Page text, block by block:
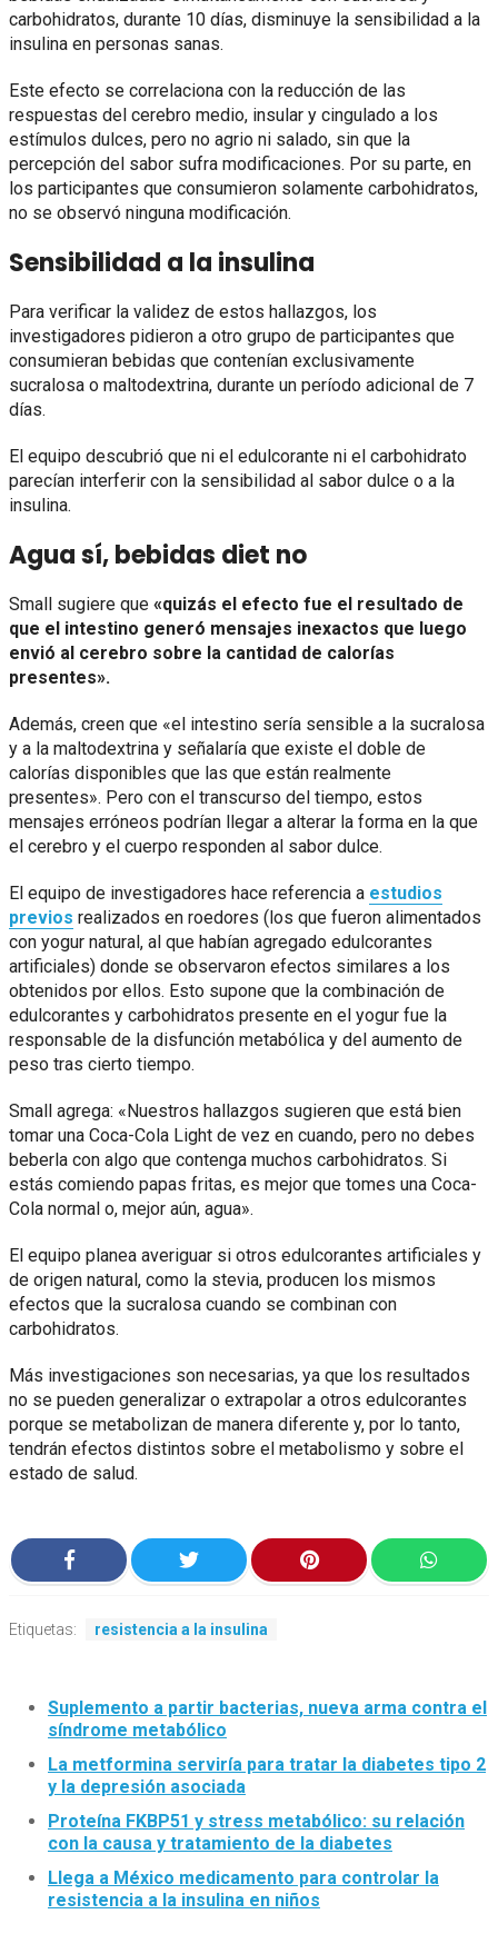
carbohidratos, durante 10 días, disminuye la sensibilidad a la
insulina en personas sanas.
Este efecto se correlaciona con la reducción de las
respuestas del cerebro medio, insular y cingulado a los
estímulos dulces, pero no agrio ni salado, sin que la
percepción del sabor sufra modificaciones. Por su parte, en
los participantes que consumieron solamente carbohidratos,
no se observó ninguna modificación.
Sensibilidad a la insulina
Para verificar la validez de estos hallazgos, los
investigadores pidieron a otro grupo de participantes que
consumieran bebidas que contenían exclusivamente
sucralosa o maltodextrina, durante un período adicional de 7
días.
El equipo descubrió que ni el edulcorante ni el carbohidrato
parecían interferir con la sensibilidad al sabor dulce o a la
insulina.
Agua sí, bebidas diet no
Small sugiere que «quizás el efecto fue el resultado de
que el intestino generó mensajes inexactos que luego
envió al cerebro sobre la cantidad de calorías
presentes».
Además, creen que «el intestino sería sensible a la sucralosa
y a la maltodextrina y señalaría que existe el doble de
calorías disponibles que las que están realmente
presentes». Pero con el transcurso del tiempo, estos
mensajes erróneos podrían llegar a alterar la forma en la que
el cerebro y el cuerpo responden al sabor dulce.
El equipo de investigadores hace referencia a estudios
previos realizados en roedores (los que fueron alimentados
con yogur natural, al que habían agregado edulcorantes
artificiales) donde se observaron efectos similares a los
obtenidos por ellos. Esto supone que la combinación de
edulcorantes y carbohidratos presente en el yogur fue la
responsable de la disfunción metabólica y del aumento de
peso tras cierto tiempo.
Small agrega: «Nuestros hallazgos sugieren que está bien
tomar una Coca-Cola Light de vez en cuando, pero no debes
beberla con algo que contenga muchos carbohidratos. Si
estás comiendo papas fritas, es mejor que tomes una Coca-
Cola normal o, mejor aún, agua».
El equipo planea averiguar si otros edulcorantes artificiales y
de origen natural, como la stevia, producen los mismos
efectos que la sucralosa cuando se combinan con
carbohidratos.
Más investigaciones son necesarias, ya que los resultados
no se pueden generalizar o extrapolar a otros edulcorantes
porque se metabolizan de manera diferente y, por lo tanto,
tendrán efectos distintos sobre el metabolismo y sobre el
estado de salud.
Etiquetas: resistencia a la insulina
Suplemento a partir bacterias, nueva arma contra el
síndrome metabólico
La metformina serviría para tratar la diabetes tipo 2
y la depresión asociada
Proteína FKBP51 y stress metabólico: su relación
con la causa y tratamiento de la diabetes
Llega a México medicamento para controlar la
resistencia a la insulina en niños